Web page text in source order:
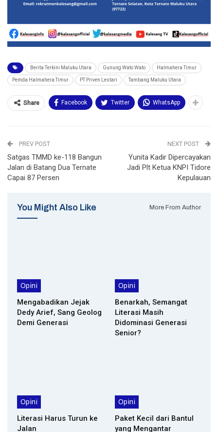
Berita Terkini Maluku Utara Gunung Wato Wato Halmahera Timur
Pemda Halmahera Timur PT Priven Lestari Tambang Maluku Utara
Share Facebook Twitter WhatsApp
PREV POST
Satgas TMMD ke-118 Bangun
Jalan di Batang Dua Ternate
Capai 87 Persen
NEXT POST
Yunita Kadir Dipercayakan
Jadi Plt Ketua KNPI Tidore
Kepulauan
You Might Also Like More From Author
Opini
Mengabadikan Jejak
Dedy Arief, Sang Geolog
Demi Generasi
Opini
Benarkah, Semangat
Literasi Masih
Didominasi Generasi
Senior?
Opini
Literasi Harus Turun ke
Jalan
Opini
Paket Kecil dari Bantul
yang Mengantar